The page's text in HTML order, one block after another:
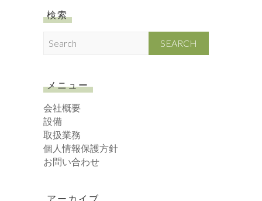
検索
c
h
メニュー
会社概要
設備
取扱業務
個人情報保護方針
お問い合わせ